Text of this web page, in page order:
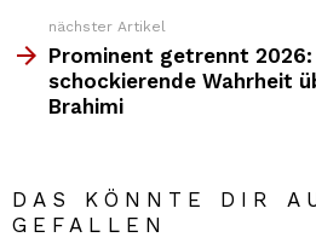
nächster Artikel
Prominent getrennt 2026:
schockierende Wahrheit
Brahimi
DAS KÖNNTE DIR
GEFALLEN